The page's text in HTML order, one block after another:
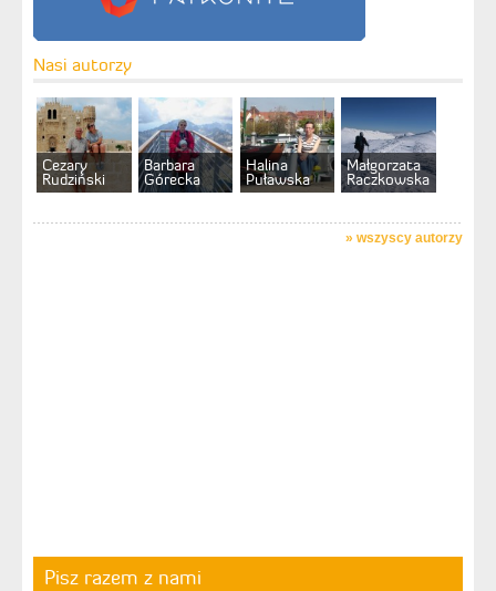
Nasi autorzy
Cezary
Rudziński
Barbara
Górecka
Halina
Puławska
Małgorzata
Raczkowska
» wszyscy autorzy
Pisz razem z nami